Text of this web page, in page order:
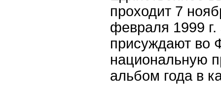
проходит 7
февраля 1999 г.
присуждают во
национальную
альбом года в